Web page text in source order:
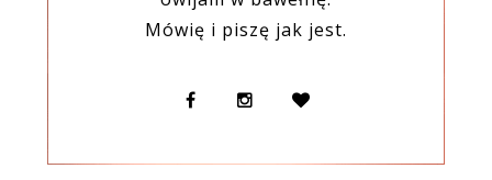
Mówię i piszę jak jest.